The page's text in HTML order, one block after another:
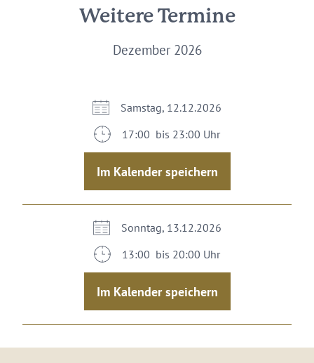
Weitere Termine
Dezember 2026
Samstag, 12.12.2026
17:00 bis 23:00 Uhr
Im Kalender speichern
Sonntag, 13.12.2026
13:00 bis 20:00 Uhr
Im Kalender speichern